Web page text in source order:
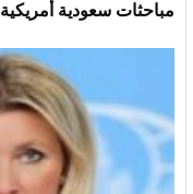
مباحثات سعودية